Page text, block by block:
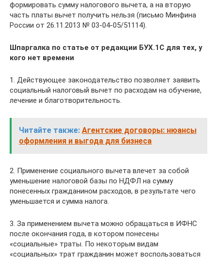
формировать сумму налогового вычета, а на вторую
часть платы вычет получить нельзя (письмо Минфина
России от 26.11.2013 № 03-04-05/51114).
Шпаргалка по статье от редакции БУХ.1С для тех, у
кого нет времени
1. Действующее законодательство позволяет заявить
социальный налоговый вычет по расходам на обучение,
лечение и благотворительность.
Читайте также: Агентские договоры: нюансы
оформления и выгода для бизнеса
2. Применение социального вычета влечет за собой
уменьшение налоговой базы по НДФЛ на сумму
понесенных гражданином расходов, в результате чего
уменьшается и сумма налога.
3. За применением вычета можно обращаться в ИФНС
после окончания года, в котором понесены
«социальные» траты. По некоторым видам
«социальных» трат гражданин может воспользоваться